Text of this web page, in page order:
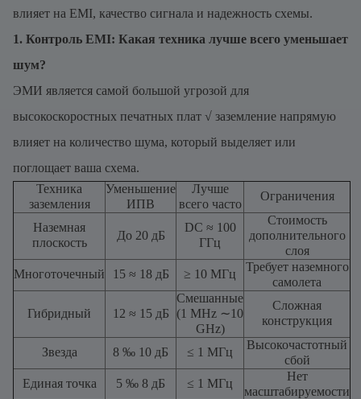
влияет на EMI, качество сигнала и надежность схемы.
1. Контроль EMI: Какая техника лучше всего уменьшает
шум?
ЭМИ является самой большой угрозой для
высокоскоростных печатных плат √ заземление напрямую
влияет на количество шума, который выделяет или
поглощает ваша схема.
Техника
заземления
Уменьшение
ИПВ
Лучше
всего часто
Ограничения
Наземная
плоскость
До 20 дБ
DC ≈ 100
ГГц
Стоимость
дополнительного
слоя
Многоточечный
15 ≈ 18 дБ ≥ 10 МГц
Требует наземного
самолета
Гибридный 12 ≈ 15 дБ
Смешанные
(1 MHz ∼10
GHz)
Сложная
конструкция
Звезда 8 ‰ 10 дБ ≤ 1 МГц
Высокочастотный
сбой
Единая точка
5 ‰ 8 дБ ≤ 1 МГц
Нет
масштабируемости